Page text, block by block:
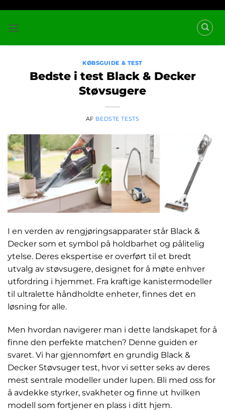
indhold
KØBSGUIDE & TEST
Bedste i test Black & Decker
Støvsugere
AF BEDSTE TESTS
I en verden av rengjøringsapparater står Black &
Decker som et symbol på holdbarhet og pålitelig
ytelse. Deres ekspertise er overført til et bredt
utvalg av støvsugere, designet for å møte enhver
utfordring i hjemmet. Fra kraftige kanistermodeller
til ultralette håndholdte enheter, finnes det en
løsning for alle.
Men hvordan navigerer man i dette landskapet for å
finne den perfekte matchen? Denne guiden er
svaret. Vi har gjennomført en grundig Black &
Decker Støvsuger test, hvor vi setter seks av deres
mest sentrale modeller under lupen. Bli med oss for
å avdekke styrker, svakheter og finne ut hvilken
modell som fortjener en plass i ditt hjem.